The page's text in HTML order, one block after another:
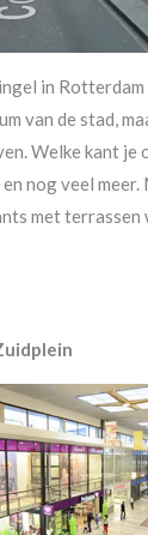
in
van de stad,
Welke kant
nog veel
met terrassen